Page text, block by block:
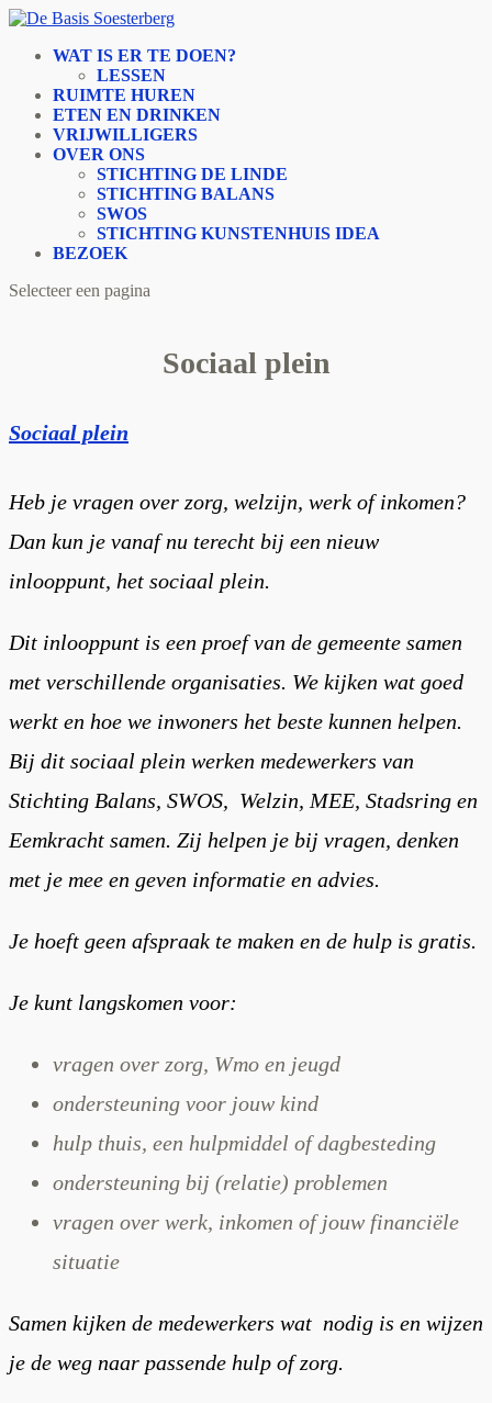
WAT IS ER TE DOEN?
LESSEN
RUIMTE HUREN
ETEN EN DRINKEN
VRIJWILLIGERS
OVER ONS
STICHTING DE LINDE
STICHTING BALANS
SWOS
STICHTING KUNSTENHUIS IDEA
BEZOEK
Selecteer een pagina
Sociaal plein
Sociaal plein
Heb je vragen over zorg, welzijn, werk of inkomen?
Dan kun je vanaf nu terecht bij een nieuw
inlooppunt, het sociaal plein.
Dit inlooppunt is een proef van de gemeente samen
met verschillende organisaties. We kijken wat goed
werkt en hoe we inwoners het beste kunnen helpen.
Bij dit sociaal plein werken medewerkers van
Stichting Balans, SWOS, Welzin, MEE, Stadsring en
Eemkracht samen. Zij helpen je bij vragen, denken
met je mee en geven informatie en advies.
Je hoeft geen afspraak te maken en de hulp is gratis.
Je kunt langskomen voor:
vragen over zorg, Wmo en jeugd
ondersteuning voor jouw kind
hulp thuis, een hulpmiddel of dagbesteding
ondersteuning bij (relatie) problemen
vragen over werk, inkomen of jouw financiële
situatie
Samen kijken de medewerkers wat nodig is en wijzen
je de weg naar passende hulp of zorg.